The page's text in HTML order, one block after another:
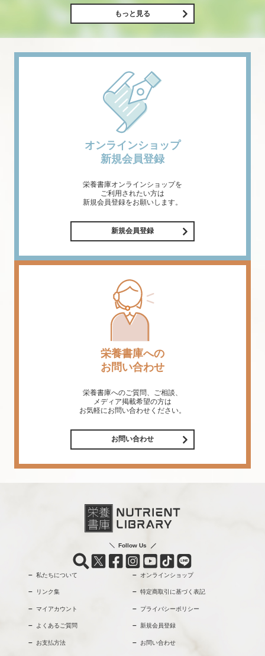
もっと見る
オンラインショップ
新規会員登録
栄養書庫オンラインショップを
ご利用されたい方は
新規会員登録をお願いします。
新規会員登録
栄養書庫への
お問い合わせ
栄養書庫へのご質問、ご相談、
メディア掲載希望の方は
お気軽にお問い合わせください。
お問い合わせ
Follow Us
私たちについて オンラインショップ
リンク集 特定商取引に基づく表記
マイアカウント プライバシーポリシー
よくあるご質問 新規会員登録
お支払方法 お問い合わせ